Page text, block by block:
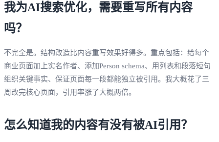
我为AI搜索优化，需要重写所有内容
吗？
不完全是。结构改造比内容重写效果好得多。重点包括：给每个
商业页面加上实名作者、添加Person schema、用列表和段落短句
组织关键事实、保证页面每一段都能独立被引用。我大概花了三
周改完核心页面，引用率涨了大概两倍。
怎么知道我的内容有没有被AI引用？